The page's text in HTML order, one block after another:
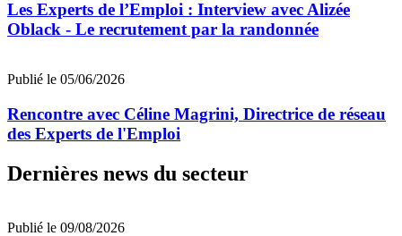
Les Experts de l’Emploi : Interview avec Alizée
Oblack - Le recrutement par la randonnée
Publié le 05/06/2026
Rencontre avec Céline Magrini, Directrice de réseau
des Experts de l'Emploi
Dernières news du secteur
Publié le 09/08/2026